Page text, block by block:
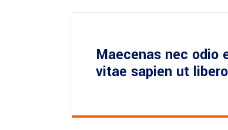
Maecenas nec odio
vitae sapien ut